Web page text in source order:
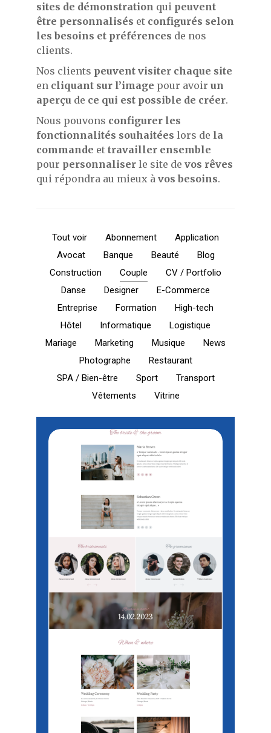
sites de démonstration qui peuvent
être personnalisés et configurés selon
les besoins et préférences de nos
clients.
Nos clients peuvent visiter chaque site
en cliquant sur l’image pour avoir un
aperçu de ce qui est possible de créer.
Nous pouvons configurer les
fonctionnalités souhaitées lors de la
commande et travailler ensemble
pour personnaliser le site de vos rêves
qui répondra au mieux à vos besoins.
Tout voir Abonnement
Application
Avocat
Banque Beauté
Blog
Construction
Couple
CV / Portfolio
Danse
Designer
E-Commerce
Entreprise
Formation
High-tech
Hôtel
Informatique
Logistique
Mariage
Marketing Musique
News
Photographe
Restaurant
SPA / Bien-être
Sport
Transport
Vêtements
Vitrine